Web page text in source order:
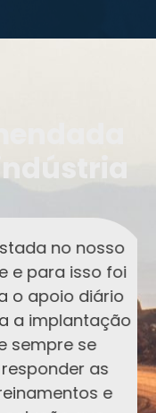
no nosso
para isso foi
apoio diário
a implantação
se
as
e